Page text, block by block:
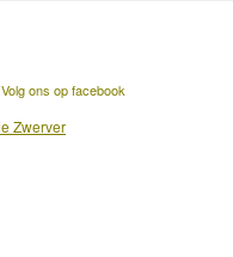
Volg ons op facebook
Zwerver